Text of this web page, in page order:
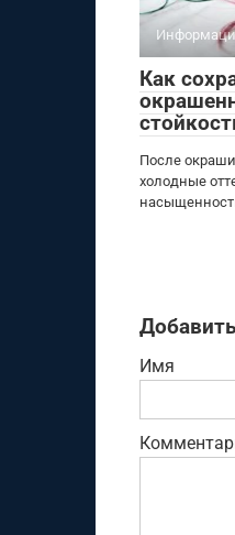
Как
После
холодные
Имя